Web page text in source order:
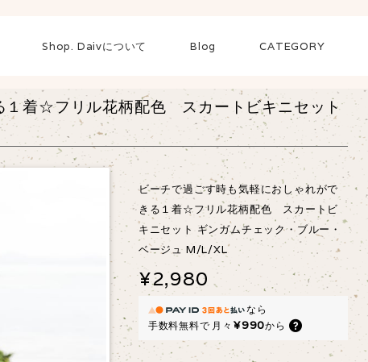
Shop. Daivについて Blog CATEGORY
１着☆フリル花柄配色 スカートビキニセット
ビーチで過ごす時も気軽におしゃれがで
きる１着☆フリル花柄配色 スカートビ
キニセット ギンガムチェック・ブルー・
ベージュ M/L/XL
¥2,980
なら
手数料無料で 月々 ¥990から